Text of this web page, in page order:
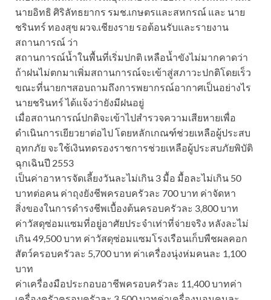
นายอิทธิ ศิริลัทธยากร รมช.เกษตรและสหกรณ์ และ นาย
ชรินทร์ ทองสุข ผวจ.เชียงราย รอต้อนรับและรายงาน
สถานการณ์ ว่า
สถานการณ์น้ำในพื้นที่เริ่มปกติ เหลือน้ำขังไม่มากคาดว่า
ถ้าฝนไม่ตกมาเพิ่มสถานการณ์จะเข้าสู่สภาวะปกติโดยเร็ว
ขณะที่นายกฯสอบถามถึงการพยากรณ์อากาศเป็นอย่างไร
นายชรินทร์ ได้แจ้งว่ายังมีฝนอยู่
เมื่อสถานการณ์ปกติจะเข้าไปสำรวจความเสียหายเพื่อ
ดำเนินการเยียวยาต่อไป โดยหลักเกณฑ์ช่วยเหลือผู้ประสบ
อุทกภัย จะใช้เงินทดรองราชการช่วยเหลือผู้ประสบภัยพิบัติ
ฉุกเฉินปี 2553
เป็นค่าอาหารจัดเลี้ยงวันละไม่เกิน 3 มื้อ มื้อละไม่เกิน 50
บาทต่อคน ค่าถุงยังชีพครอบครัวละ 700 บาท ค่าจัดหา
สิ่งของในการดำรงชีพเบื้องต้นครอบครัวละ 3,800 บาท
ค่าวัสดุซ่อมแซมที่อยู่อาศัยประจำเท่าที่จ่ายจริง หลังละไม่
เกิน 49,500 บาท ค่าวัสดุซ่อมแซมโรงเรือนเก็บพืชผลคอก
สัตว์ครอบครัวละ 5,700 บาท ค่าเครื่องนุ่งห่มคนละ 1,100
บาท
ค่าเครื่องมือประกอบอาชีพครอบครัวละ 11,400 บาทค่า